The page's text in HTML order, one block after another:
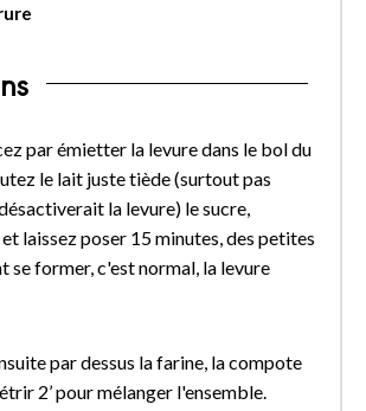
par émietter la levure dans le bol du
le lait juste tiède (surtout pas
la levure) le sucre,
laissez poser 15 minutes, des petites
se former, c'est normal, la levure
par dessus la farine, la compote
2’ pour mélanger l'ensemble.